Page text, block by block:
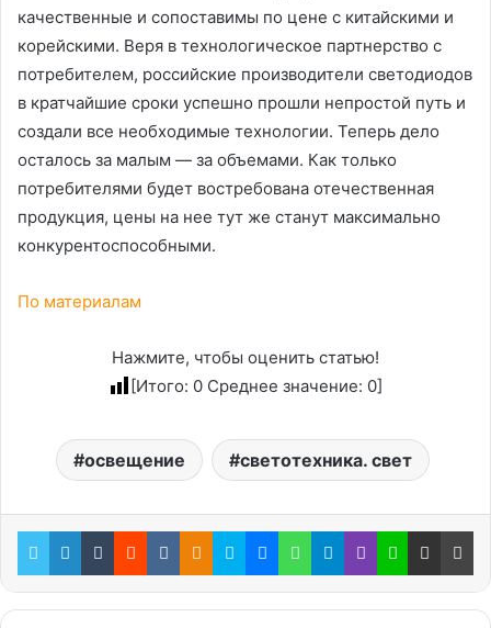
качественные и сопоставимы по цене с китайскими и
корейскими. Веря в технологическое партнерство с
потребителем, российские производители светодиодов
в кратчайшие сроки успешно прошли непростой путь и
создали все необходимые технологии. Теперь дело
осталось за малым — за объемами. Как только
потребителями будет востребована отечественная
продукция, цены на нее тут же станут максимально
конкурентоспособными.
По материалам
Нажмите, чтобы оценить статью!
[Итого: 0 Среднее значение: 0]
освещение светотехника. свет
TwitterLinkedInTumblrRedditВконтакте
Одноклассники
SkypeMessenger
WhatsApp
Telegram
ViberLine Поделиться через электронную почту